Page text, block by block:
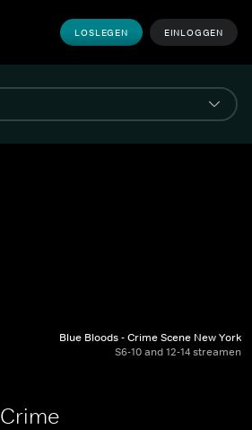
LOSLEGEN EINLOGGEN
Blue Bloods - Crime Scene New York
S6-10 and 12-14 streamen